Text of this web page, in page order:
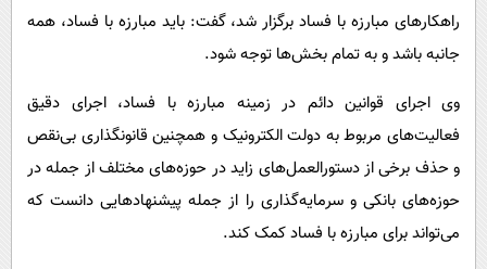
گوناگون
حوادث
محیط زیست
سلامت
فرهنگی
آشپزی
دانلود
راهکارهای مبارزه با فساد برگزار شد، گفت: باید مبارزه با فساد، همه
جانبه باشد و به تمام بخش‌‌‌‌ها توجه شود.
وی اجرای قوانین دائم در زمینه مبارزه با فساد، اجرای دقیق
فعالیت‌‌‌‌‌های مربوط به دولت الکترونیک و همچنین قانونگذاری بی‌‌‌نقص
و حذف برخی از دستورالعمل‌‌‌‌‌های زاید در حوزه‌‌‌‌های مختلف از جمله در
حوزه‌‌‌‌‌های بانکی و سرمایه‌گذاری را از جمله پیشنهادهایی دانست که
می‌‌‌تواند برای مبارزه با فساد کمک کند.